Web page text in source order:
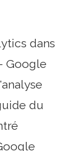
dans
Google
du